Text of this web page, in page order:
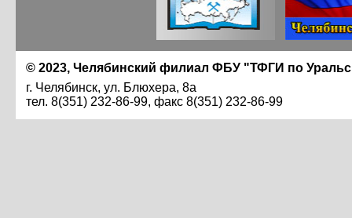
© 2023, Челябинский филиал ФБУ "ТФГИ по
г. Челябинск, ул. Блюхера, 8а
тел. 8(351) 232-86-99, факс 8(351) 232-86-99